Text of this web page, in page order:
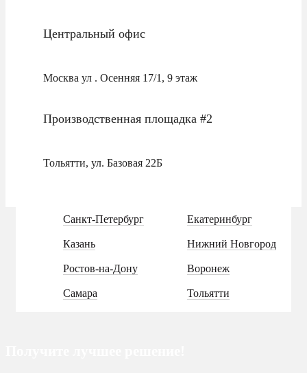
Центральный офис
Москва ул . Осенняя 17/1, 9 этаж
Производственная площадка #2
Тольятти, ул. Базовая 22Б
Санкт-Петербург Екатеринбург
Казань Нижний Новгород
Ростов-на-Дону Воронеж
Самара Тольятти